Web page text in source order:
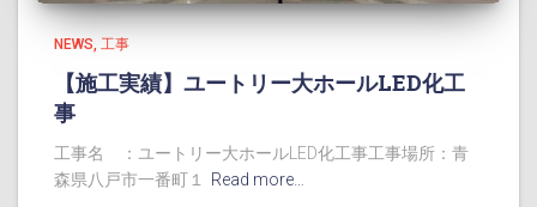
NEWS 工事
【施工実績】ユートリー大ホールLED化工
事
工事名 ：ユートリー大ホールLED化工事工事場所：青
森県八戸市一番町１
Read more…